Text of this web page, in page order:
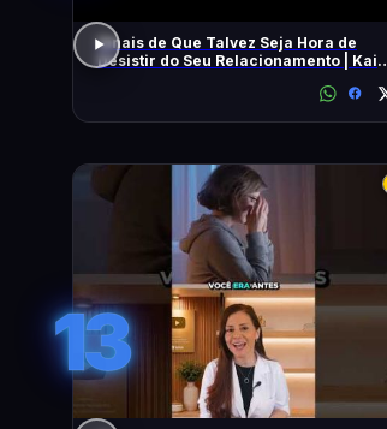
Sinais de Que Talvez Seja Hora de
Desistir do Seu Relacionamento | Kaio
13